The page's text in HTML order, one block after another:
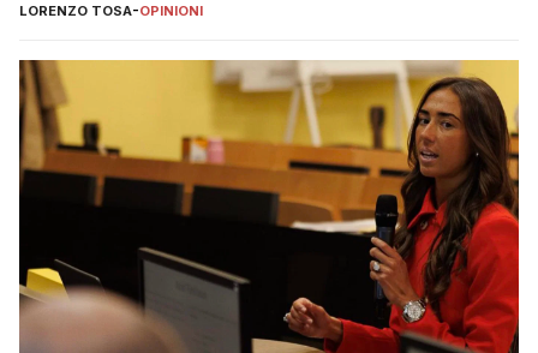
LORENZO TOSA-OPINIONI